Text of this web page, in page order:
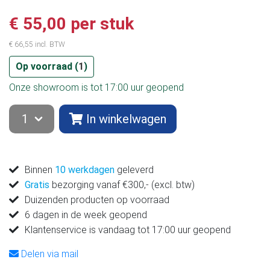
€ 55,00 per stuk
€ 66,55 incl. BTW
Op voorraad (1)
Onze showroom is tot 17:00 uur geopend
In winkelwagen
Binnen 10 werkdagen geleverd
Gratis bezorging vanaf €300,- (excl. btw)
Duizenden producten op voorraad
6 dagen in de week geopend
Klantenservice is vandaag tot 17:00 uur geopend
Delen via mail